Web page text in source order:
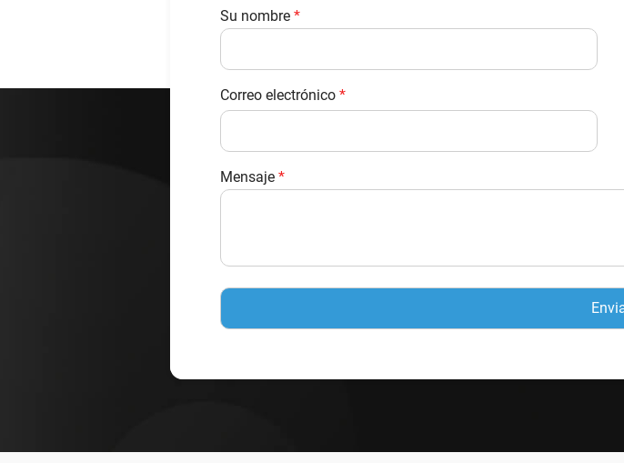
Su nombre *
Correo electrónico *
Mensaje *